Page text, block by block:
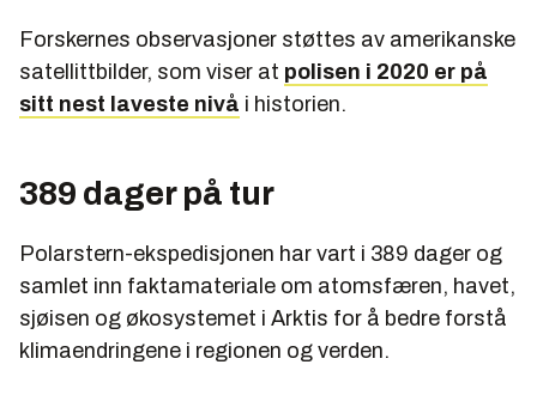
Forskernes observasjoner støttes av amerikanske
satellittbilder, som viser at polisen i 2020 er på
sitt nest laveste nivå i historien.
389 dager på tur
Polarstern-ekspedisjonen har vart i 389 dager og
samlet inn faktamateriale om atomsfæren, havet,
sjøisen og økosystemet i Arktis for å bedre forstå
klimaendringene i regionen og verden.